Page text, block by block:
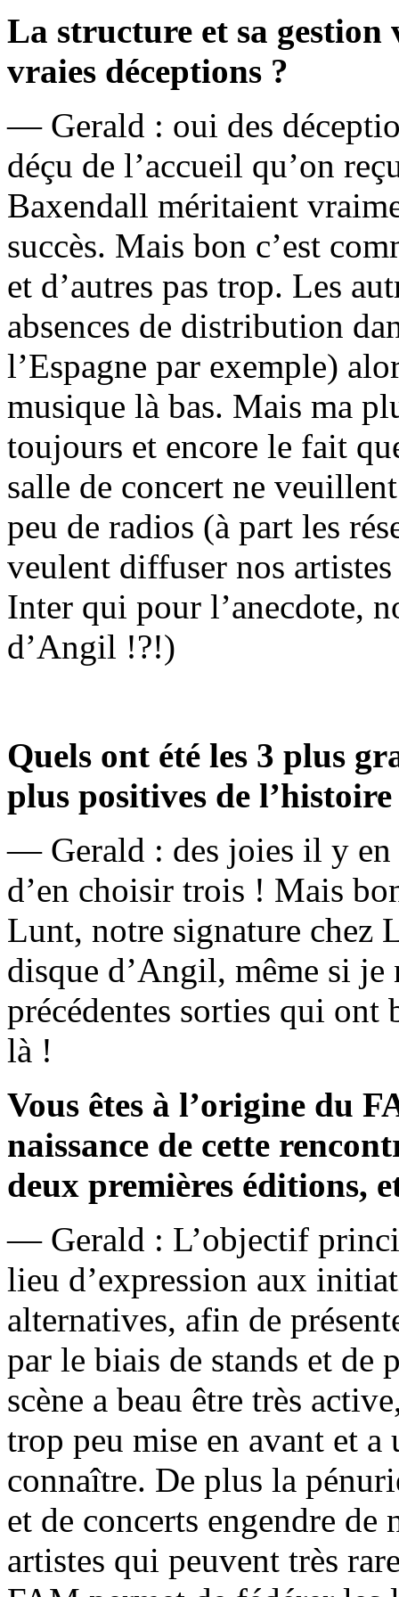
La structure et sa gestion
vraies déceptions ?
— Gerald : oui des
déçu de l’accueil qu’on
Baxendall méritaient
succès. Mais bon c’est
et d’autres pas trop. Les
absences de distribution
l’Espagne par exemple)
musique là bas. Mais ma
toujours et encore le fait
salle de concert ne
peu de radios (à part les
veulent diffuser nos
Inter qui pour l’anecdote,
d’Angil !?!)
Quels ont été les 3 plus
plus positives de
— Gerald : des joies il y en
d’en choisir trois ! Mais
Lunt, notre signature chez
disque d’Angil, même si je
précédentes sorties qui
là !
Vous êtes à l’origine du
naissance de cette
deux premières éditions,
— Gerald : L’objectif
lieu d’expression aux
alternatives, afin de
par le biais de stands et de
scène a beau être très
trop peu mise en avant et
connaître. De plus la
et de concerts engendre
artistes qui peuvent très